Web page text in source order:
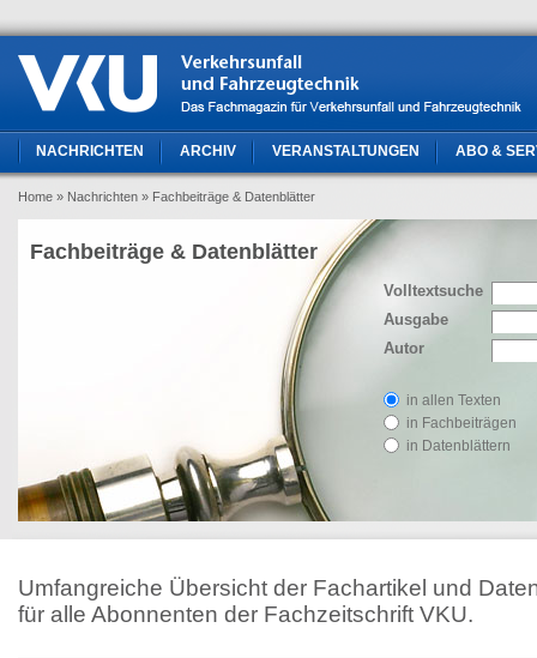
NACHRICHTEN ARCHIV VERANSTALTUNGEN ABO &
Home » Nachrichten » Fachbeiträge & Datenblätter
Volltextsuche
Ausgabe
Autor
in allen Texten
in Fachbeiträgen
in Datenblättern
Fachbeiträge & Datenblätter
Umfangreiche Übersicht der Fachartikel und
für alle Abonnenten der Fachzeitschrift VKU.